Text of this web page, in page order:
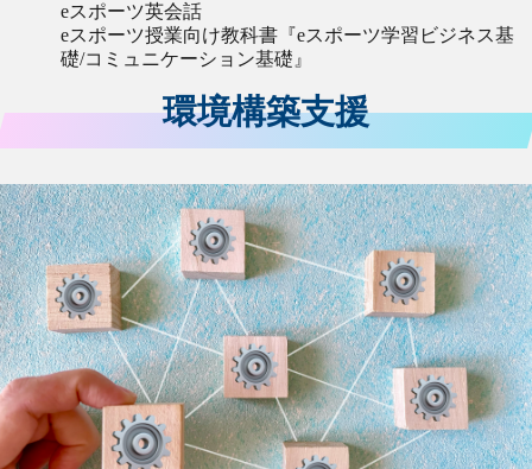
eスポーツ英会話
eスポーツ授業向け教科書『eスポーツ学習ビジネス基
礎/コミュニケーション基礎』
環境構築支援